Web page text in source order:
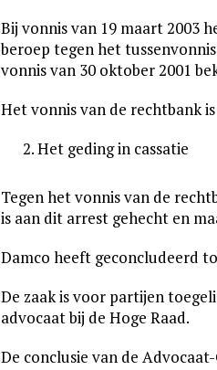
Bij vonnis van 19 maart 2003
beroep tegen het
vonnis van 30 oktober 2001
Het vonnis van de rechtbank
Het geding in cassatie
Tegen het vonnis van de
is aan dit arrest gehecht en
Damco heeft geconcludeerd
De zaak is voor partijen
advocaat bij de Hoge Raad.
De conclusie van de